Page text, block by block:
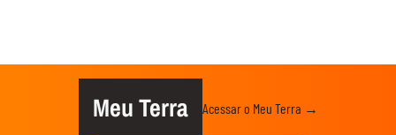
Meu Terra Acessar o Meu Terra →